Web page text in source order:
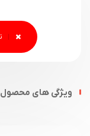
ویژگی های محصول